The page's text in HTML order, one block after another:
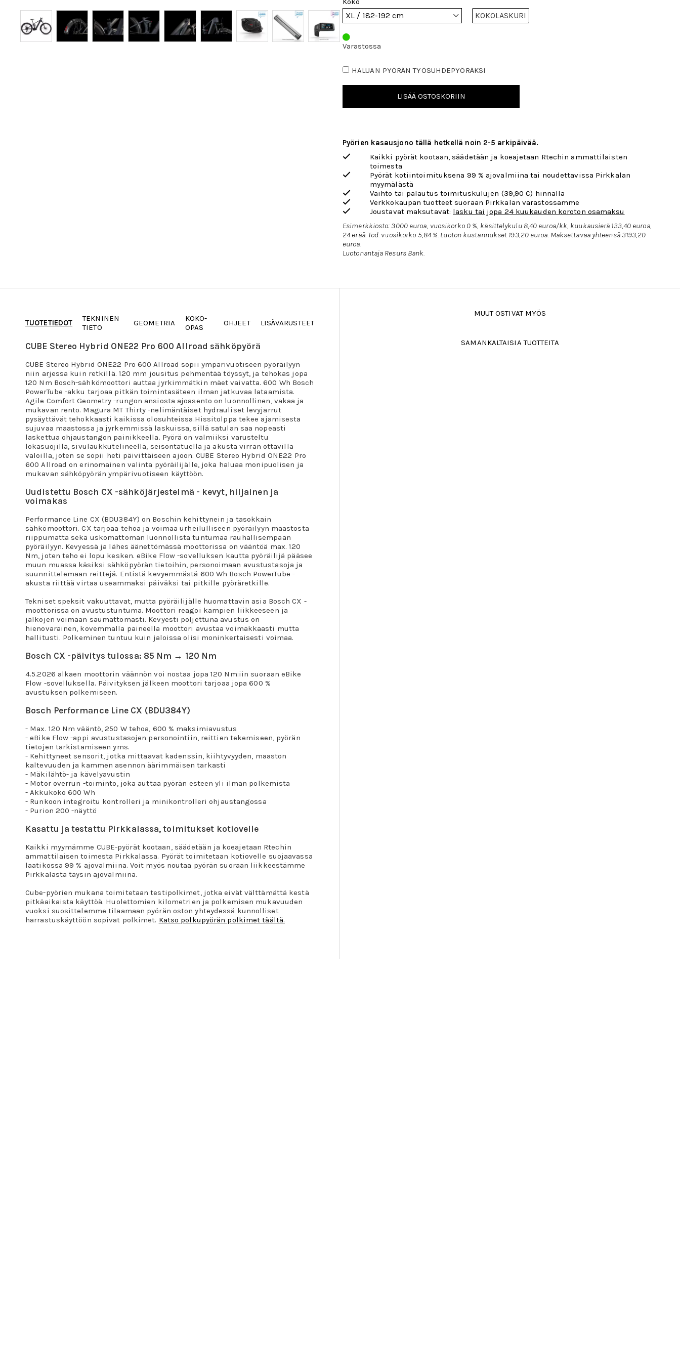
KOKOLASKURI
Varastossa
HALUAN PYÖRÄN TYÖSUHDEPYÖRÄKSI
LISÄÄ OSTOSKORIIN
Pyörien kasausjono tällä hetkellä noin 2-5 arkipäivää.
Kaikki pyörät kootaan, säädetään ja koeajetaan Rtechin ammattilaisten
toimesta
Pyörät kotiintoimituksena 99 % ajovalmiina tai noudettavissa Pirkkalan
myymälästä
Vaihto tai palautus toimituskulujen (39,90 €) hinnalla
Verkkokaupan tuotteet suoraan Pirkkalan varastossamme
Joustavat maksutavat: lasku tai jopa 24 kuukauden koroton osamaksu
Esimerkkiosto: 3000 euroa, vuosikorko 0 %, käsittelykulu 8,40 euroa/kk, kuukausierä 133,40 euroa,
24 erää. Tod. vuosikorko 5,84 %. Luoton kustannukset 193,20 euroa. Maksettavaa yhteensä 3193,20
euroa.
Luotonantaja Resurs Bank.
TUOTETIEDOT
TEKNINEN
TIETO
GEOMETRIA
KOKO-
OPAS
OHJEET LISÄVARUSTEET
CUBE Stereo Hybrid ONE22 Pro 600 Allroad sähköpyörä
CUBE Stereo Hybrid ONE22 Pro 600 Allroad sopii ympärivuotiseen pyöräilyyn
niin arjessa kuin retkillä. 120 mm jousitus pehmentää töyssyt, ja tehokas jopa
120 Nm Bosch-sähkömoottori auttaa jyrkimmätkin mäet vaivatta. 600 Wh Bosch
PowerTube -akku tarjoaa pitkän toimintasäteen ilman jatkuvaa lataamista.
Agile Comfort Geometry -rungon ansiosta ajoasento on luonnollinen, vakaa ja
mukavan rento. Magura MT Thirty -nelimäntäiset hydrauliset levyjarrut
pysäyttävät tehokkaasti kaikissa olosuhteissa.Hissitolppa tekee ajamisesta
sujuvaa maastossa ja jyrkemmissä laskuissa, sillä satulan saa nopeasti
laskettua ohjaustangon painikkeella. Pyörä on valmiiksi varusteltu
lokasuojilla, sivulaukkutelineellä, seisontatuella ja akusta virran ottavilla
valoilla, joten se sopii heti päivittäiseen ajoon. CUBE Stereo Hybrid ONE22 Pro
600 Allroad on erinomainen valinta pyöräilijälle, joka haluaa monipuolisen ja
mukavan sähköpyörän ympärivuotiseen käyttöön.
Uudistettu Bosch CX -sähköjärjestelmä - kevyt, hiljainen ja
voimakas
Performance Line CX (BDU384Y) on Boschin kehittynein ja tasokkain
sähkömoottori. CX tarjoaa tehoa ja voimaa urheilulliseen pyöräilyyn maastosta
riippumatta sekä uskomattoman luonnollista tuntumaa rauhallisempaan
pyöräilyyn. Kevyessä ja lähes äänettömässä moottorissa on vääntöä max. 120
Nm, joten teho ei lopu kesken. eBike Flow -sovelluksen kautta pyöräilijä pääsee
muun muassa käsiksi sähköpyörän tietoihin, personoimaan avustustasoja ja
suunnittelemaan reittejä. Entistä kevyemmästä 600 Wh Bosch PowerTube -
akusta riittää virtaa useammaksi päiväksi tai pitkille pyöräretkille.
Tekniset speksit vakuuttavat, mutta pyöräilijälle huomattavin asia Bosch CX -
moottorissa on avustustuntuma. Moottori reagoi kampien liikkeeseen ja
jalkojen voimaan saumattomasti. Kevyesti poljettuna avustus on
hienovarainen, kovemmalla paineella moottori avustaa voimakkaasti mutta
hallitusti. Polkeminen tuntuu kuin jaloissa olisi moninkertaisesti voimaa.
Bosch CX -päivitys tulossa: 85 Nm → 120 Nm
4.5.2026 alkaen moottorin väännön voi nostaa jopa 120 Nm:iin suoraan eBike
Flow -sovelluksella. Päivityksen jälkeen moottori tarjoaa jopa 600 %
avustuksen polkemiseen.
Bosch Performance Line CX (BDU384Y)
- Max. 120 Nm vääntö, 250 W tehoa, 600 % maksimiavustus
- eBike Flow -appi avustustasojen personointiin, reittien tekemiseen, pyörän
tietojen tarkistamiseen yms.
- Kehittyneet sensorit, jotka mittaavat kadenssin, kiihtyvyyden, maaston
kaltevuuden ja kammen asennon äärimmäisen tarkasti
- Mäkilähtö- ja kävelyavustin
- Motor overrun -toiminto, joka auttaa pyörän esteen yli ilman polkemista
- Akkukoko 600 Wh
- Runkoon integroitu kontrolleri ja minikontrolleri ohjaustangossa
- Purion 200 -näyttö
Kasattu ja testattu Pirkkalassa, toimitukset kotiovelle
Kaikki myymämme CUBE-pyörät kootaan, säädetään ja koeajetaan Rtechin
ammattilaisen toimesta Pirkkalassa. Pyörät toimitetaan kotiovelle suojaavassa
laatikossa 99 % ajovalmiina. Voit myös noutaa pyörän suoraan liikkeestämme
Pirkkalasta täysin ajovalmiina.
Cube-pyörien mukana toimitetaan testipolkimet, jotka eivät välttämättä kestä
pitkäaikaista käyttöä. Huolettomien kilometrien ja polkemisen mukavuuden
vuoksi suosittelemme tilaamaan pyörän oston yhteydessä kunnolliset
harrastuskäyttöön sopivat polkimet. Katso polkupyörän polkimet täältä.
MUUT OSTIVAT MYÖS
SAMANKALTAISIA TUOTTEITA